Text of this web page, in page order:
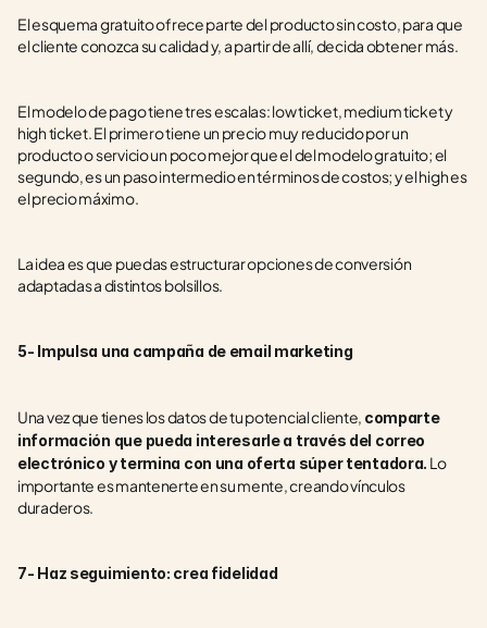
El esquema gratuito ofrece parte del producto sin costo, para que
el cliente conozca su calidad y, a partir de allí, decida obtener más.
El modelo de pago tiene tres escalas: low ticket, medium ticket y
high ticket. El primero tiene un precio muy reducido por un
producto o servicio un poco mejor que el del modelo gratuito; el
segundo, es un paso intermedio en términos de costos; y el high es
el precio máximo.
La idea es que puedas estructurar opciones de conversión
adaptadas a distintos bolsillos.
5- Impulsa una campaña de email marketing
Una vez que tienes los datos de tu potencial cliente, comparte
información que pueda interesarle a través del correo
electrónico y termina con una oferta súper tentadora. Lo
importante es mantenerte en su mente, creando vínculos
duraderos.
7- Haz seguimiento: crea fidelidad